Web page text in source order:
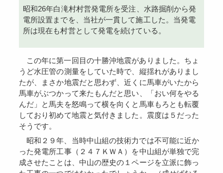
昭和26年白滝村村営発電所を受注、水路掘削から発
電所設置までを、当社が一貫して施工した。当発電
所は現在も村営として発電を続けている。
この年に第一回目の十勝沖地震がありました。ちょ
うど水圧管の測量をしていた時で、縦揺れがありまし
たが、まさか地震だと思わず、近くに馬車がいたから
馬車がぶつかって来たもんだと思い、「おい何をやる
んだ」と馬夫を怒鳴って横を向くと馬車もろとも転覆
しており初めて地震と気付きました。震度は５だった
そうです。
昭和２９年、当時中山組の技術力では不可能に近か
った発電所工事（２４７ＫＷＡ）を中山組が単独で完
成させたことは、中山の歴史の１ページを立派に飾っ